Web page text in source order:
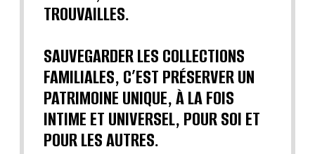
TROUVAILLES.
SAUVEGARDER LES COLLECTIONS
FAMILIALES, C’EST PRÉSERVER UN
PATRIMOINE UNIQUE, À LA FOIS
INTIME ET UNIVERSEL, POUR SOI ET
POUR LES AUTRES.